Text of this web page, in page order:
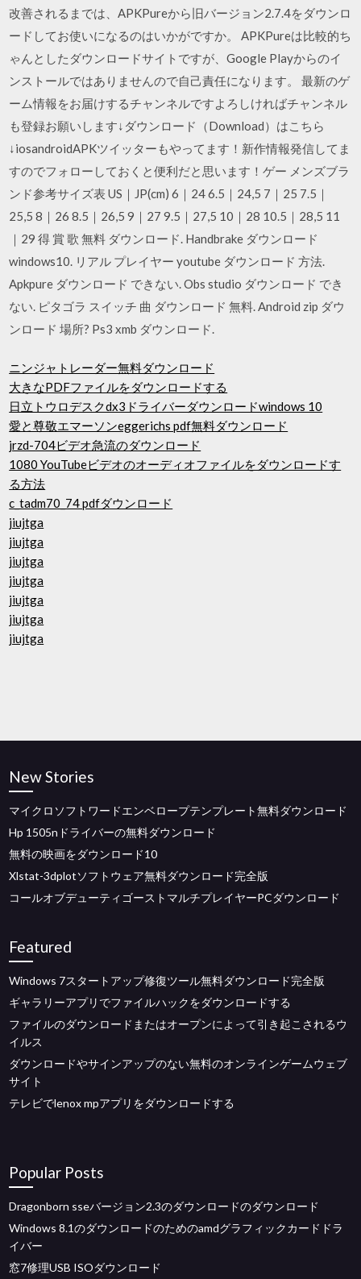
改善されるまでは、APKPureから旧バージョン2.7.4をダウンロ
ードしてお使いになるのはいかがですか。 APKPureは比較的ち
ゃんとしたダウンロードサイトですが、Google Playからのイ
ンストールではありませんので自己責任になります。 最新のゲ
ーム情報をお届けするチャンネルですよろしければチャンネル
も登録お願いします↓ダウンロード（Download）はこちら
↓iosandroidAPKツイッターもやってます！新作情報発信してま
すのでフォローしておくと便利だと思います！ゲー メンズブラ
ンド参考サイズ表 US｜JP(cm) 6｜24 6.5｜24,5 7｜25 7.5｜
25,5 8｜26 8.5｜26,5 9｜27 9.5｜27,5 10｜28 10.5｜28,5 11
｜29 得 賞 歌 無料 ダウンロード. Handbrake ダウンロード
windows10. リアル プレイヤー youtube ダウンロード 方法.
Apkpure ダウンロード できない. Obs studio ダウンロード でき
ない. ピタゴラ スイッチ 曲 ダウンロード 無料. Android zip ダウ
ンロード 場所? Ps3 xmb ダウンロード.
ニンジャトレーダー無料ダウンロード
大きなPDFファイルをダウンロードする
日立トウロデスクdx3ドライバーダウンロードwindows 10
愛と尊敬エマーソンeggerichs pdf無料ダウンロード
jrzd-704ビデオ急流のダウンロード
1080 YouTubeビデオのオーディオファイルをダウンロードす
る方法
c_tadm70_74 pdfダウンロード
jiujtga
jiujtga
jiujtga
jiujtga
jiujtga
jiujtga
jiujtga
New Stories
マイクロソフトワードエンベロープテンプレート無料ダウンロード
Hp 1505nドライバーの無料ダウンロード
無料の映画をダウンロード10
Xlstat-3dplotソフトウェア無料ダウンロード完全版
コールオブデューティゴーストマルチプレイヤーPCダウンロード
Featured
Windows 7スタートアップ修復ツール無料ダウンロード完全版
ギャラリーアプリでファイルハックをダウンロードする
ファイルのダウンロードまたはオープンによって引き起こされるウ
イルス
ダウンロードやサインアップのない無料のオンラインゲームウェブ
サイト
テレビでlenox mpアプリをダウンロードする
Popular Posts
Dragonborn sseバージョン2.3のダウンロードのダウンロード
Windows 8.1のダウンロードのためのamdグラフィックカードドラ
イバー
窓7修理USB ISOダウンロード